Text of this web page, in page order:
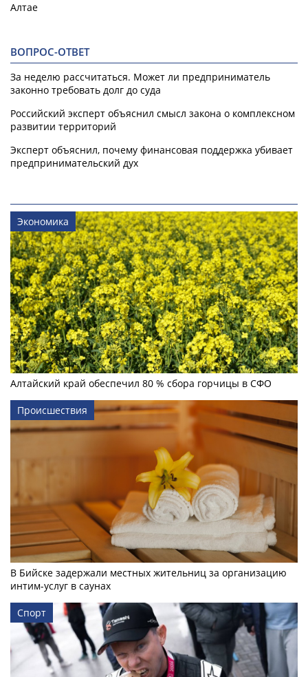
Алтае
ВОПРОС-ОТВЕТ
За неделю рассчитаться. Может ли предприниматель
законно требовать долг до суда
Российский эксперт объяснил смысл закона о комплексном
развитии территорий
Эксперт объяснил, почему финансовая поддержка убивает
предпринимательский дух
Экономика
Алтайский край обеспечил 80 % сбора горчицы в СФО
Происшествия
В Бийске задержали местных жительниц за организацию
интим-услуг в саунах
Спорт